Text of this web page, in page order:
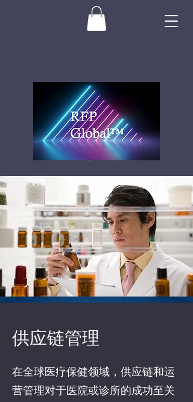
供应链管理
在全球医疗保健领域，供应链和运
营管理对于医院或诊所的成功至关